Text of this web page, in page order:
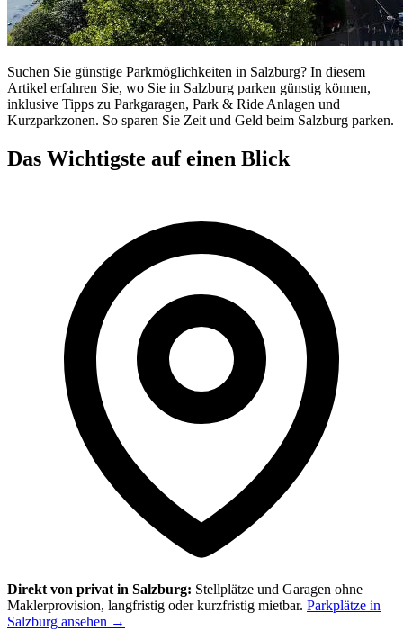
Suchen Sie günstige Parkmöglichkeiten in Salzburg? In diesem
Artikel erfahren Sie, wo Sie in Salzburg parken günstig können,
inklusive Tipps zu Parkgaragen, Park & Ride Anlagen und
Kurzparkzonen. So sparen Sie Zeit und Geld beim Salzburg parken.
Das Wichtigste auf einen Blick
Direkt von privat in Salzburg: Stellplätze und Garagen ohne
Maklerprovision, langfristig oder kurzfristig mietbar. Parkplätze in
Salzburg ansehen →